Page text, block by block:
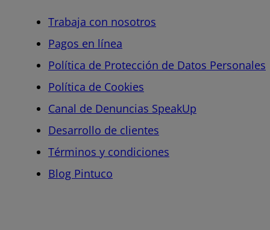
Trabaja con nosotros
Pagos en línea
Política de Protección de Datos Personales
Política de Cookies
Canal de Denuncias SpeakUp
Desarrollo de clientes
Términos y condiciones
Blog Pintuco